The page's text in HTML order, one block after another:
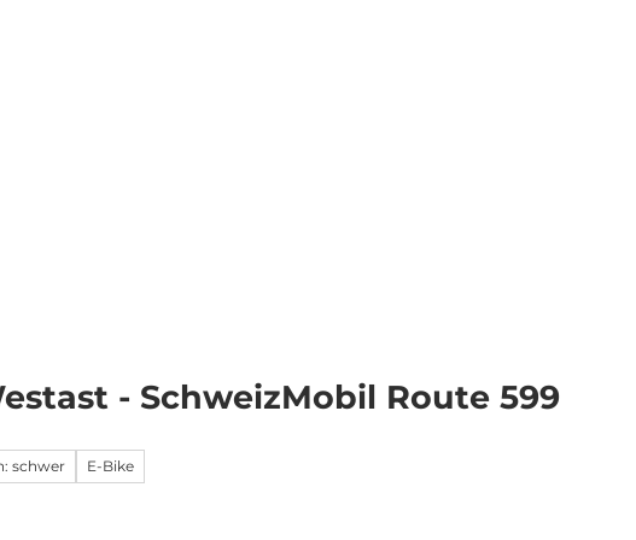
- SchweizMobil Route 599
schwer E-Bike